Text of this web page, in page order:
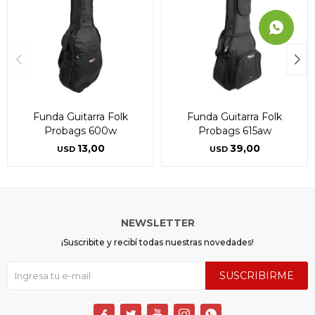
Funda Guitarra Folk
Probags 600w
USD 13,00
Funda Guitarra Folk
Probags 615aw
USD 39,00
NEWSLETTER
¡Suscribite y recibí todas nuestras novedades!
SUSCRIBIRME